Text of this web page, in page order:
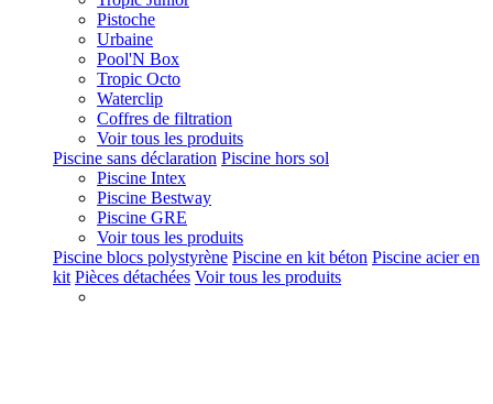
Pistoche
Urbaine
Pool'N Box
Tropic Octo
Waterclip
Coffres de filtration
Voir tous les produits
Piscine sans déclaration Piscine hors sol
Piscine Intex
Piscine Bestway
Piscine GRE
Voir tous les produits
Piscine blocs polystyrène Piscine en kit béton Piscine acier en
kit Pièces détachées Voir tous les produits